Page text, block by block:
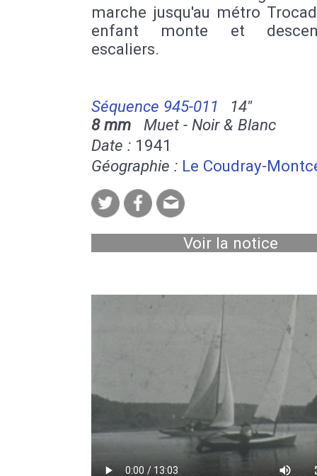
marche jusqu'au métro
enfant monte et
escaliers.
Séquence 945-011
14''
8 mm Muet - Noir & Blanc
Date : 1941
Géographie : Le Coudray-
Voir la notice